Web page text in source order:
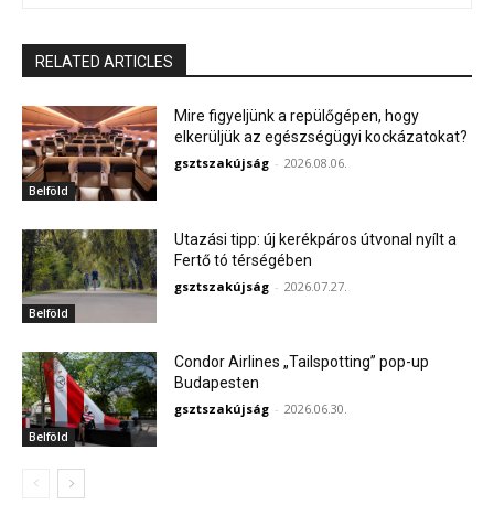
RELATED ARTICLES
Belföld
Mire figyeljünk a repülőgépen, hogy
elkerüljük az egészségügyi kockázatokat?
gsztszakújság - 2026.08.06.
Belföld
Utazási tipp: új kerékpáros útvonal nyílt a
Fertő tó térségében
gsztszakújság - 2026.07.27.
Belföld
Condor Airlines „Tailspotting” pop-up
Budapesten
gsztszakújság - 2026.06.30.